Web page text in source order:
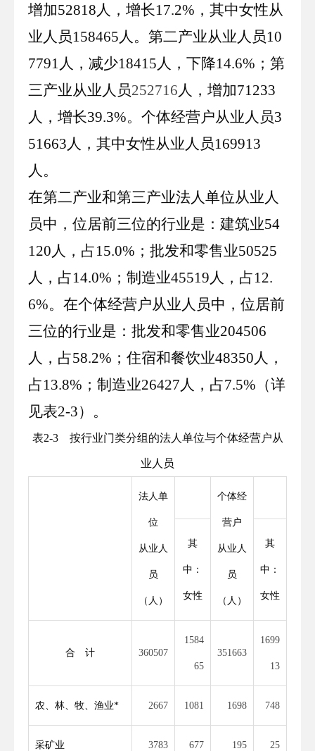
增加52818人，增长17.2%，其中女性从
业人员158465人。第二产业从业人员10
7791人，减少18415人，下降14.6%；第
三产业从业人员252716人，增加71233
人，增长39.3%。个体经营户从业人员3
51663人，其中女性从业人员169913
人。
在第二产业和第三产业法人单位从业人
员中，位居前三位的行业是： 建筑业54
120人，占15.0%； 批发和零售业50525
人，占14.0%； 制造业45519人，占12.
6%。在个体经营户从业人员中，位居前
三位的行业是： 批发和零售业204506
人，占58.2%； 住宿和餐饮业48350人，
占13.8%； 制造业26427人，占7.5%（详
见表2-3）。
表2-3按行业门类分组的法人单位与个体经营户从
业人员
法人单
位
从业人
员
（人）
个体经
营户
从业人
员
（人）
其
中：
女性
其
中：
女性
合 计 360507
1584
65
351663
1699
13
农、林、牧、渔业* 2667 1081 1698 748
采矿业 3783 677 195 25